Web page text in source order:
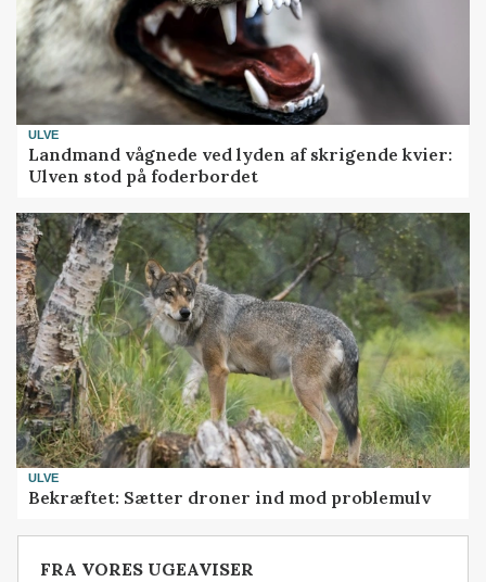
ULVE
Landmand vågnede ved lyden af skrigende kvier:
Ulven stod på foderbordet
ULVE
Bekræftet: Sætter droner ind mod problemulv
FRA VORES UGEAVISER